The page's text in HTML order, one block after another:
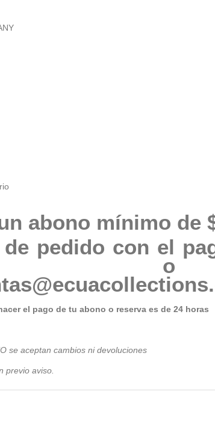
abono mínimo de
pedido con el
el pago de tu abono o reserva es de 24 horas
se aceptan cambios ni devoluciones
previo aviso.